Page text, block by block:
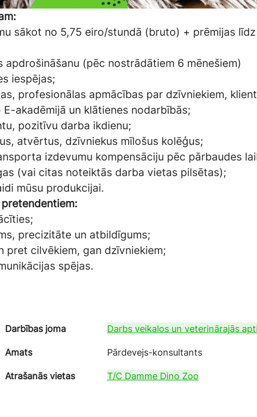
sākot no 5,75 eiro/stundā (bruto) + prēmijas
apdrošināšanu (pēc nostrādātiem 6 mēnešiem)
iespējas;
profesionālas apmācības par dzīvniekiem,
E-akadēmijā un klātienes nodarbībās;
pozitīvu darba ikdienu;
atvērtus, dzīvniekus mīlošus kolēģus;
izdevumu kompensāciju pēc pārbaudes
(vai citas noteiktās darba vietas pilsētas);
mūsu produkcijai.
precizitāte un atbildīgums;
pret cilvēkiem, gan dzīvniekiem;
spējas.
Darbības joma Darbs veikalos un veterinārajās
Amats Pārdevejs-konsultants
Atrašanās vietas T/C Damme Dino Zoo